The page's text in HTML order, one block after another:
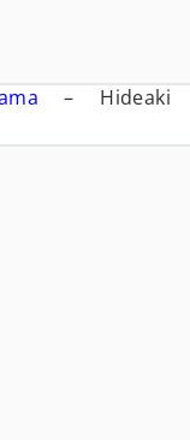
– Hideaki